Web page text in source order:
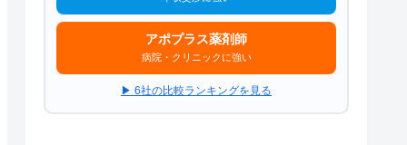
アポプラス薬剤師
病院・クリニックに強い
▶ 6社の比較ランキングを見る